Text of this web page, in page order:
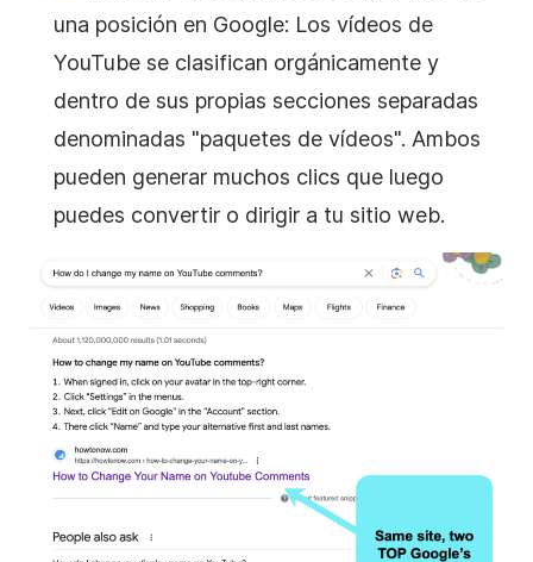
una posición en Google: Los vídeos de
YouTube se clasifican orgánicamente y
dentro de sus propias secciones separadas
denominadas "paquetes de vídeos". Ambos
pueden generar muchos clics que luego
puedes convertir o dirigir a tu sitio web.